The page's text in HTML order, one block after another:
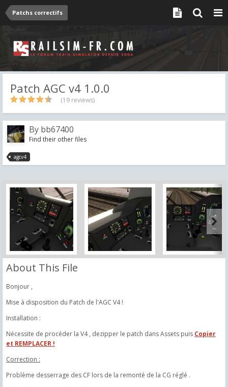
Patchs correctifs
Patch AGC v4 1.0.0
(19 reviews)
By bb67400
Find their other files
agcv4
About This File
Bonjour ,
Mise à disposition du Patch de l'AGC V4 !
Installation :
Nécessite de procéder la V4 , dezipper le patch dans Assets puis Copier
et REMPLACER !
Correction :
Problème desserrage des CF lors de la remonté de la CG réglé .